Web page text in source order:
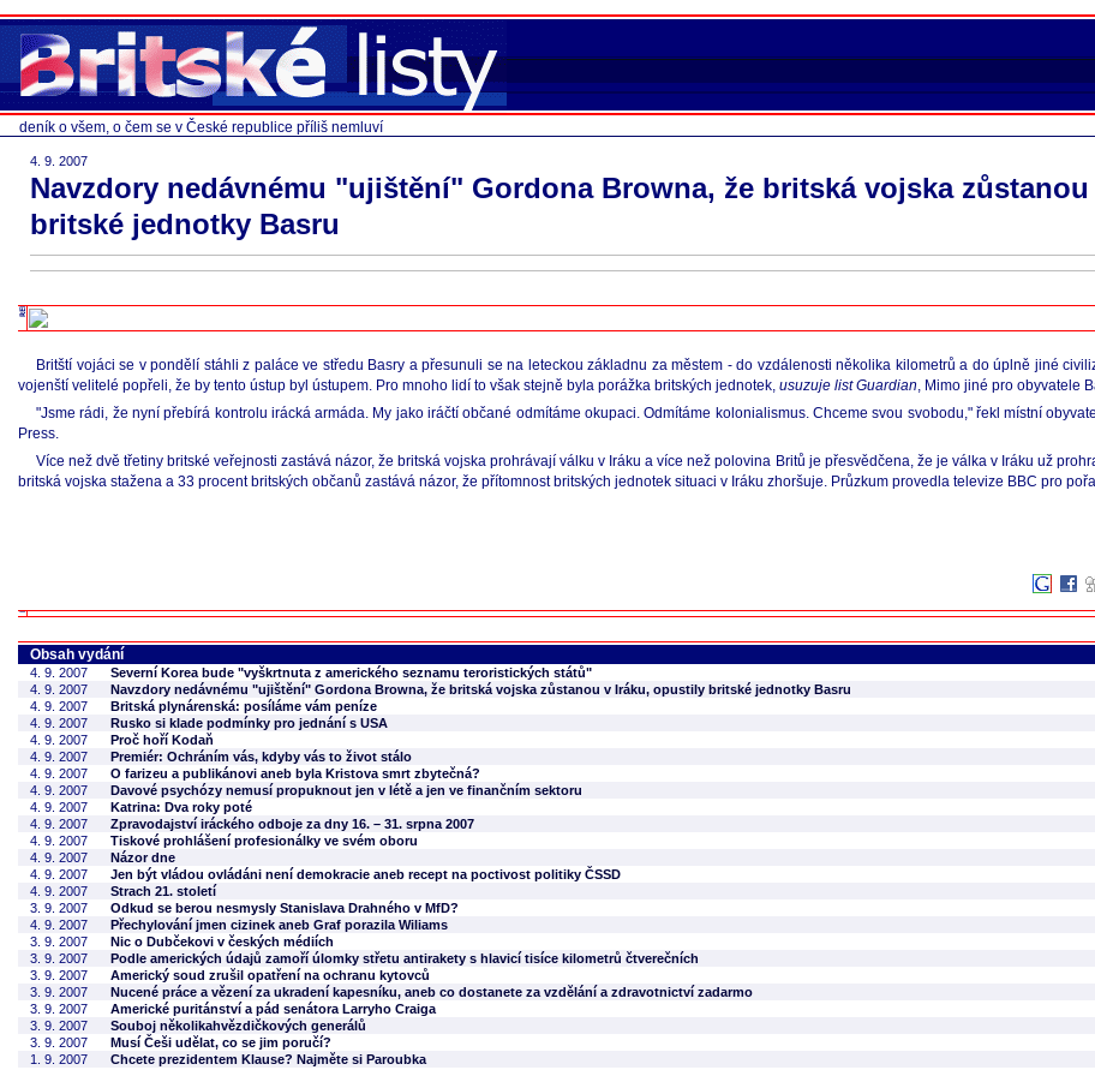
deník o všem, o čem se v České republice příliš nemluví
4. 9. 2007
Navzdory nedávnému "ujištění" Gordona Browna, že britská vojska
britské jednotky Basru
Britští vojáci se v pondělí stáhli z paláce ve středu Basry a přesunuli se na leteckou základnu za městem - do vzdálenosti několika kilometrů a do úplně jiné
vojenští velitelé popřeli, že by tento ústup byl ústupem. Pro mnoho lidí to však stejně byla porážka britských jednotek, usuzuje list Guardian, Mimo jiné pro obyvatele
"Jsme rádi, že nyní přebírá kontrolu irácká armáda. My jako iráčtí občané odmítáme okupaci. Odmítáme kolonialismus. Chceme svou svobodu," řekl místní
Press.
Více než dvě třetiny britské veřejnosti zastává názor, že britská vojska prohrávají válku v Iráku a více než polovina Britů je přesvědčena, že je válka v Iráku už
britská vojska stažena a 33 procent britských občanů zastává názor, že přítomnost britských jednotek situaci v Iráku zhoršuje. Průzkum provedla televize BBC pro
Obsah vydání
4. 9. 2007
Severní Korea bude "vyškrtnuta z amerického seznamu teroristických států"
4. 9. 2007
Navzdory nedávnému "ujištění" Gordona Browna, že britská vojska zůstanou v Iráku, opustily britské jednotky Basru
4. 9. 2007
Britská plynárenská: posíláme vám peníze
4. 9. 2007
Rusko si klade podmínky pro jednání s USA
4. 9. 2007
Proč hoří Kodaň
4. 9. 2007
Premiér: Ochráním vás, kdyby vás to život stálo
4. 9. 2007
O farizeu a publikánovi aneb byla Kristova smrt zbytečná?
4. 9. 2007
Davové psychózy nemusí propuknout jen v létě a jen ve finančním sektoru
4. 9. 2007
Katrina: Dva roky poté
4. 9. 2007
Zpravodajství iráckého odboje za dny 16. – 31. srpna 2007
4. 9. 2007
Tiskové prohlášení profesionálky ve svém oboru
4. 9. 2007
Názor dne
4. 9. 2007
Jen být vládou ovládáni není demokracie aneb recept na poctivost politiky ČSSD
4. 9. 2007
Strach 21. století
3. 9. 2007
Odkud se berou nesmysly Stanislava Drahného v MfD?
4. 9. 2007
Přechylování jmen cizinek aneb Graf porazila Wiliams
3. 9. 2007
Nic o Dubčekovi v českých médiích
3. 9. 2007
Podle amerických údajů zamoří úlomky střetu antirakety s hlavicí tisíce kilometrů čtverečních
3. 9. 2007
Americký soud zrušil opatření na ochranu kytovců
3. 9. 2007
Nucené práce a vězení za ukradení kapesníku, aneb co dostanete za vzdělání a zdravotnictví zadarmo
3. 9. 2007
Americké puritánství a pád senátora Larryho Craiga
3. 9. 2007
Souboj několikahvězdičkových generálů
3. 9. 2007
Musí Češi udělat, co se jim poručí?
1. 9. 2007
Chcete prezidentem Klause? Najměte si Paroubka